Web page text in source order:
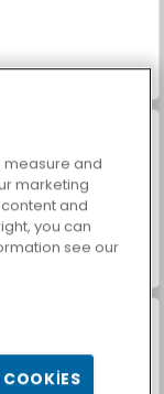
measure and
marketing
and
you can
see our